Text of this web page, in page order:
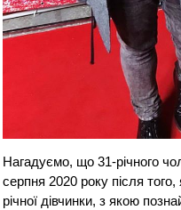
Нагадуємо, що 31-річного
серпня 2020 року після
річної дівчинки, з якою